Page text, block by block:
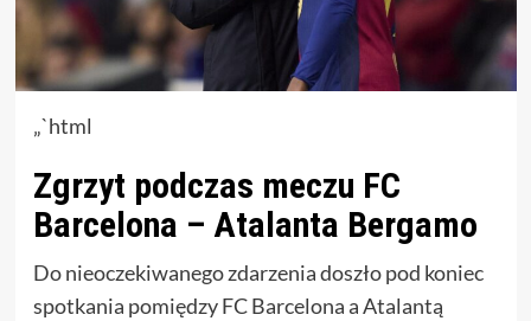
„`html
Zgrzyt podczas meczu FC
Barcelona – Atalanta Bergamo
Do nieoczekiwanego zdarzenia doszło pod koniec
spotkania pomiędzy FC Barcelona a Atalantą